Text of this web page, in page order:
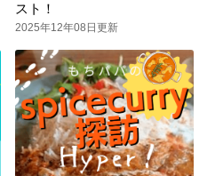
スト！
2025年12年08日更新